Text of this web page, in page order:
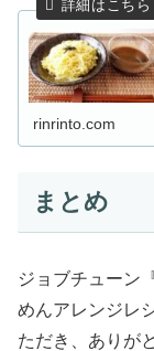
rinrinto.com
まとめ
ジョブチューン
めんアレンジレ
ただき、ありが